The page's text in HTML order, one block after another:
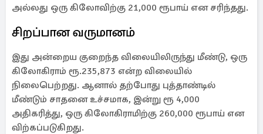
அல்லது ஒரு கிலோவிற்கு 21,000 ரூபாய் என சரிந்தது.
சிறப்பான வருமானம்
இது அன்றைய குறைந்த விலையிலிருந்து மீண்டு, ஒரு
கிலோகிராம் ரூ.235,873 என்ற விலையில்
நிலைபெற்றது. ஆனால் தற்போது புத்தாண்டில்
மீண்டும் சாதனை உச்சமாக, இன்று ரூ 4,000
அதிகரித்து, ஒரு கிலோகிராமிற்கு 260,000 ரூபாய் என
விற்கப்படுகிறது.